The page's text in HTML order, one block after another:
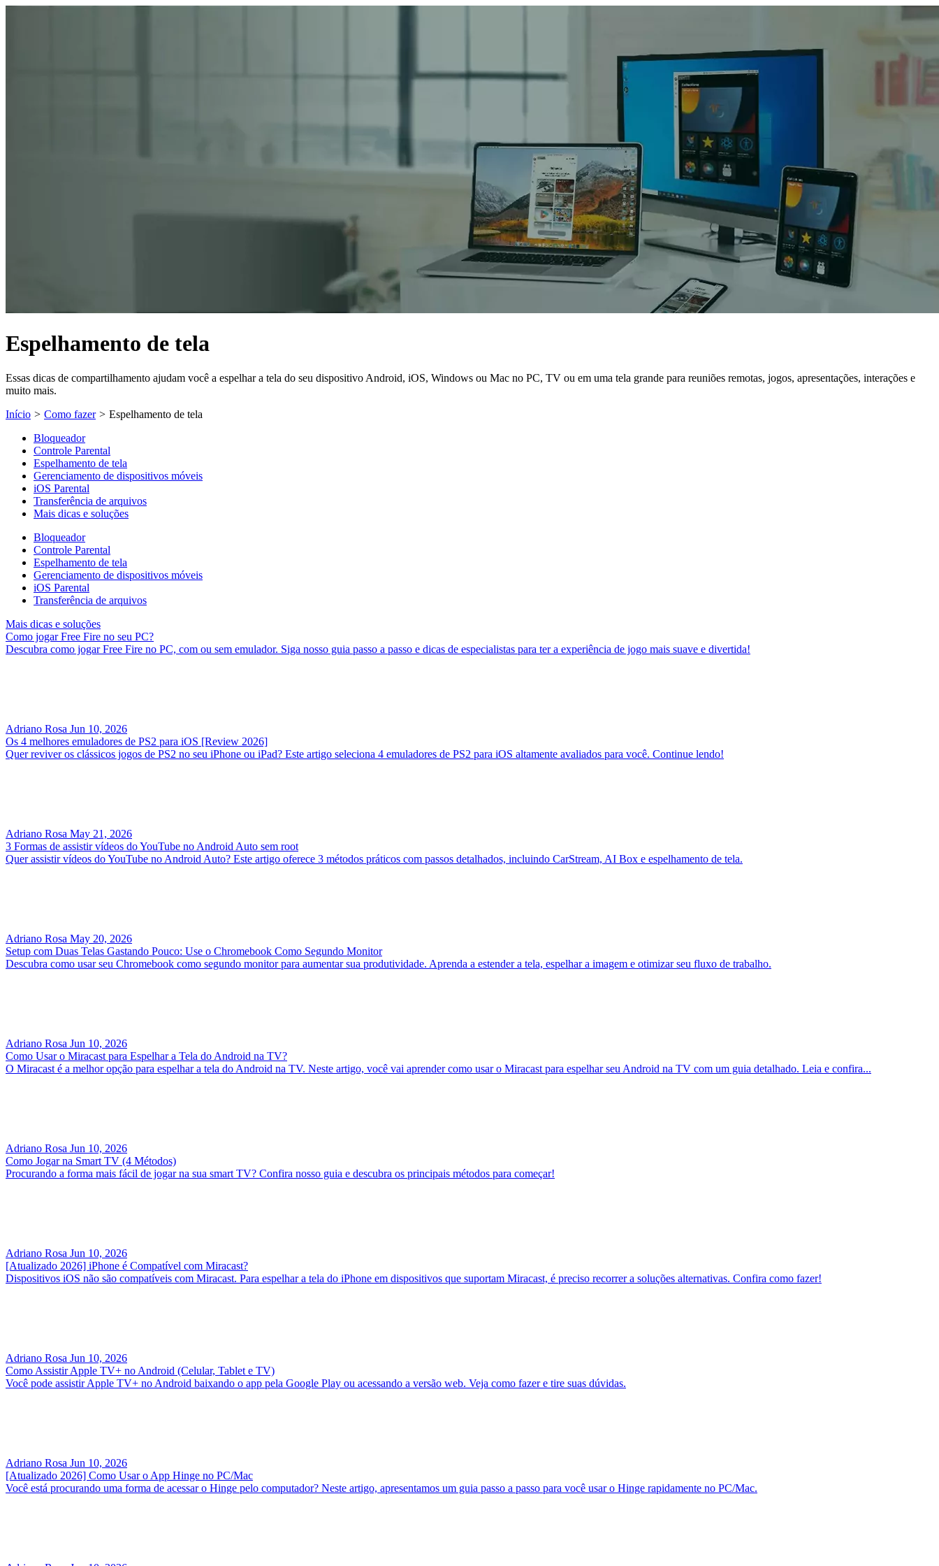
Espelhamento de tela
Essas dicas de compartilhamento ajudam você a espelhar a tela do seu dispositivo Android, iOS, Windows ou Mac no PC, TV ou em uma tela grande para reuniões remotas, jogos, apresentações, interações e
muito mais.
Início > Como fazer > Espelhamento de tela
Bloqueador
Controle Parental
Espelhamento de tela
Gerenciamento de dispositivos móveis
iOS Parental
Transferência de arquivos
Mais dicas e soluções
Bloqueador
Controle Parental
Espelhamento de tela
Gerenciamento de dispositivos móveis
iOS Parental
Transferência de arquivos
Mais dicas e soluções
Como jogar Free Fire no seu PC?
Descubra como jogar Free Fire no PC, com ou sem emulador. Siga nosso guia passo a passo e dicas de especialistas para ter a experiência de jogo mais suave e divertida!
Adriano Rosa Jun 10, 2026
Os 4 melhores emuladores de PS2 para iOS [Review 2026]
Quer reviver os clássicos jogos de PS2 no seu iPhone ou iPad? Este artigo seleciona 4 emuladores de PS2 para iOS altamente avaliados para você. Continue lendo!
Adriano Rosa May 21, 2026
3 Formas de assistir vídeos do YouTube no Android Auto sem root
Quer assistir vídeos do YouTube no Android Auto? Este artigo oferece 3 métodos práticos com passos detalhados, incluindo CarStream, AI Box e espelhamento de tela.
Adriano Rosa May 20, 2026
Setup com Duas Telas Gastando Pouco: Use o Chromebook Como Segundo Monitor
Descubra como usar seu Chromebook como segundo monitor para aumentar sua produtividade. Aprenda a estender a tela, espelhar a imagem e otimizar seu fluxo de trabalho.
Adriano Rosa Jun 10, 2026
Como Usar o Miracast para Espelhar a Tela do Android na TV?
O Miracast é a melhor opção para espelhar a tela do Android na TV. Neste artigo, você vai aprender como usar o Miracast para espelhar seu Android na TV com um guia detalhado. Leia e confira...
Adriano Rosa Jun 10, 2026
Como Jogar na Smart TV (4 Métodos)
Procurando a forma mais fácil de jogar na sua smart TV? Confira nosso guia e descubra os principais métodos para começar!
Adriano Rosa Jun 10, 2026
[Atualizado 2026] iPhone é Compatível com Miracast?
Dispositivos iOS não são compatíveis com Miracast. Para espelhar a tela do iPhone em dispositivos que suportam Miracast, é preciso recorrer a soluções alternativas. Confira como fazer!
Adriano Rosa Jun 10, 2026
Como Assistir Apple TV+ no Android (Celular, Tablet e TV)
Você pode assistir Apple TV+ no Android baixando o app pela Google Play ou acessando a versão web. Veja como fazer e tire suas dúvidas.
Adriano Rosa Jun 10, 2026
[Atualizado 2026] Como Usar o App Hinge no PC/Mac
Você está procurando uma forma de acessar o Hinge pelo computador? Neste artigo, apresentamos um guia passo a passo para você usar o Hinge rapidamente no PC/Mac.